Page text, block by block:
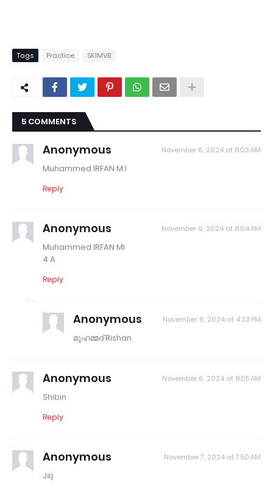
Tags Practice SKIMVB
5 COMMENTS
Anonymous November 6, 2024 at 8:03 AM
Muhammed IRFAN M:I
Reply
Anonymous November 6, 2024 at 8:04 AM
Muhammed IRFAN MI
4 A
Reply
Anonymous November 6, 2024 at 4:33 PM
മുഹമ്മദ്‌ Rishan
Anonymous November 6, 2024 at 8:05 AM
Shibin
Reply
Anonymous November 7, 2024 at 7:50 AM
Jsj